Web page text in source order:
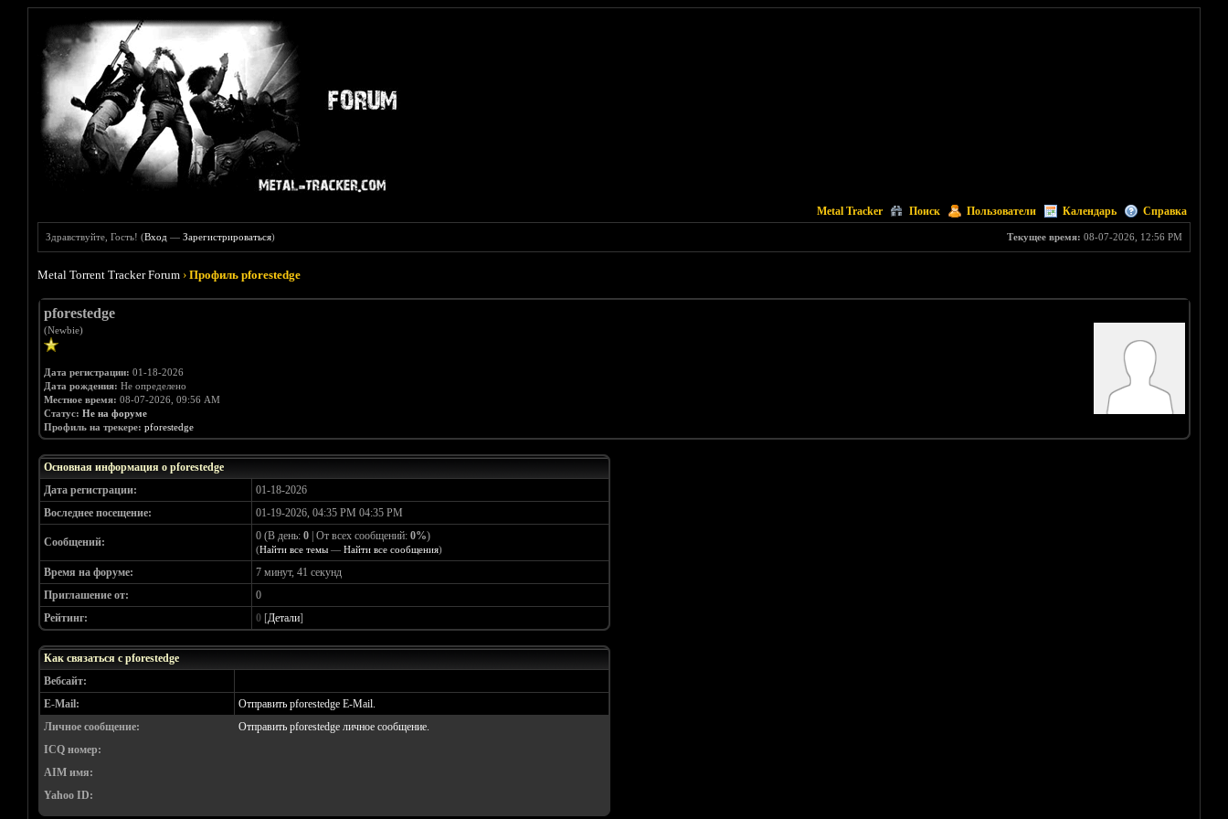
Metal Tracker Поиск Пользователи Календарь Справка
Текущее время: 08-07-2026, 12:56 PM
Здравствуйте, Гость! (Вход —Зарегистрироваться)
Metal Torrent Tracker Forum ›Профиль pforestedge
pforestedge
(Newbie)
Дата регистрации: 01-18-2026
Дата рождения: Не определено
Местное время: 08-07-2026, 09:56 AM
Статус: Не на форуме
Профиль на трекере: pforestedge
Основная информация о pforestedge
Дата регистрации:
01-18-2026
Воследнее посещение:
01-19-2026, 04:35 PM 04:35 PM
Сообщений: 0 (В день: 0| От всех сообщений: 0%)
(Найти все темы— Найти все сообщения)
Время на форуме:
7 минут, 41 секунд
Приглашение от:
0
Рейтинг:
0 [Детали]
Как связаться с pforestedge
Вебсайт:
E-Mail:
Отправить pforestedge E-Mail.
Личное сообщение:
Отправить pforestedge личное сообщение.
ICQ номер:
AIM имя:
Yahoo ID: